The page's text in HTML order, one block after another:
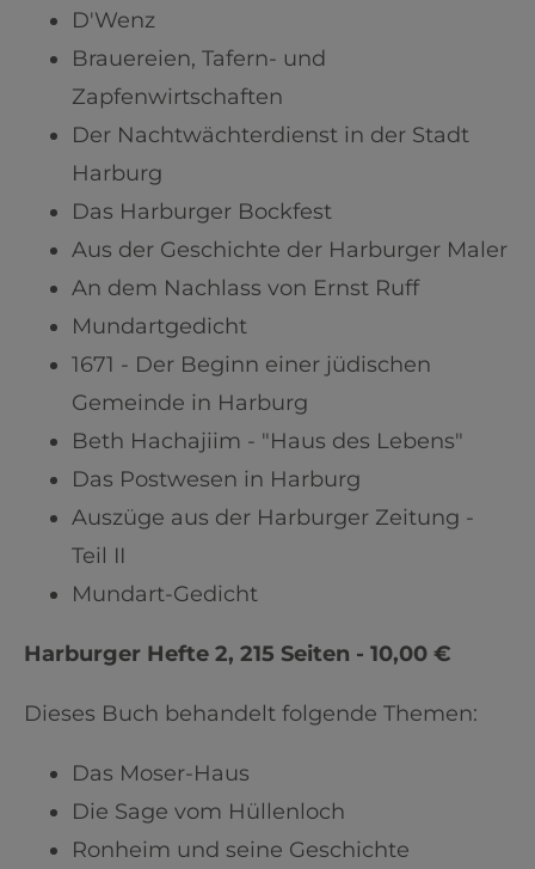
D'Wenz
Brauereien, Tafern- und
Zapfenwirtschaften
Der Nachtwächterdienst in der Stadt
Harburg
Das Harburger Bockfest
Aus der Geschichte der Harburger Maler
An dem Nachlass von Ernst Ruff
Mundartgedicht
1671 - Der Beginn einer jüdischen
Gemeinde in Harburg
Beth Hachajiim - "Haus des Lebens"
Das Postwesen in Harburg
Auszüge aus der Harburger Zeitung -
Teil II
Mundart-Gedicht
Harburger Hefte 2, 215 Seiten - 10,00 €
Dieses Buch behandelt folgende Themen:
Das Moser-Haus
Die Sage vom Hüllenloch
Ronheim und seine Geschichte